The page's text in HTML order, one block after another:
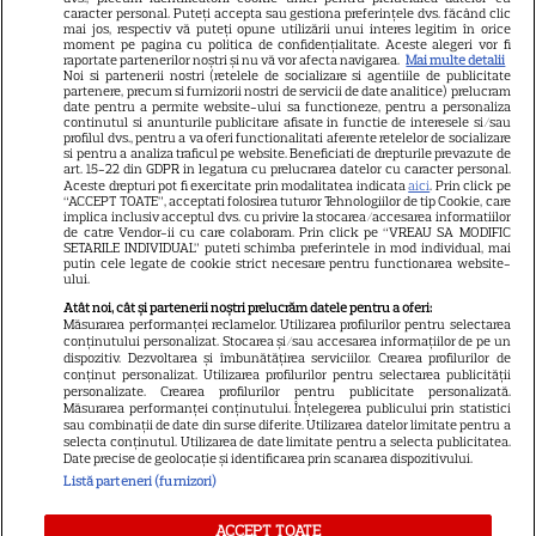
Dumnezeu mâna în cap!
Felicitări, să fiți fericiți! Că
frumoși sunteți!
Cătălin Crișan, gafă de
proporții după ce a anunțat că
s-a despărțit de iubită „Să mă
criticați ușor”. Internauții i-au
Vedeta din România care a
născut chiar de ziua ei. Anul
acesta face nunta de lemn!
caracter personal. Puteți accepta sau gestiona preferințele dvs. făcând clic
mai jos, respectiv vă puteți opune utilizării unui interes legitim în orice
moment pe pagina cu politica de confidențialitate. Aceste alegeri vor fi
raportate partenerilor noștri și nu vă vor afecta navigarea. Mai multe detalii
Noi si partenerii nostri (retelele de socializare si agentiile de publicitate
partenere, precum si furnizorii nostri de servicii de date analitice) prelucram
date pentru a permite website-ului sa functioneze, pentru a personaliza
continutul si anunturile publicitare afisate in functie de interesele si/sau
profilul dvs., pentru a va oferi functionalitati aferente retelelor de socializare
si pentru a analiza traficul pe website. Beneficiati de drepturile prevazute de
art. 15-22 din GDPR in legatura cu prelucrarea datelor cu caracter personal.
Aceste drepturi pot fi exercitate prin modalitatea indicataaici. Prin click pe
“ACCEPT TOATE”, acceptati folosirea tuturor Tehnologiilor de tip Cookie, care
implica inclusiv acceptul dvs. cu privire la stocarea/accesarea informatiilor
de catre Vendor-ii cu care colaboram. Prin click pe “VREAU SA MODIFIC
SETARILE INDIVIDUAL” puteti schimba preferintele in mod individual, mai
putin cele legate de cookie strict necesare pentru functionarea website-
ului.
Atât noi, cât și partenerii noștri prelucrăm datele pentru a oferi:
Măsurarea performanței reclamelor. Utilizarea profilurilor pentru selectarea
conținutului personalizat. Stocarea și/sau accesarea informațiilor de pe un
dispozitiv. Dezvoltarea și îmbunătățirea serviciilor. Crearea profilurilor de
conținut personalizat. Utilizarea profilurilor pentru selectarea publicității
personalizate. Crearea profilurilor pentru publicitate personalizată.
Măsurarea performanței conținutului. Înțelegerea publicului prin statistici
sau combinații de date din surse diferite. Utilizarea datelor limitate pentru a
selecta conținutul. Utilizarea de date limitate pentru a selecta publicitatea.
Date precise de geolocație și identificarea prin scanarea dispozitivului.
Listă parteneri (furnizori)
ACCEPT TOATE